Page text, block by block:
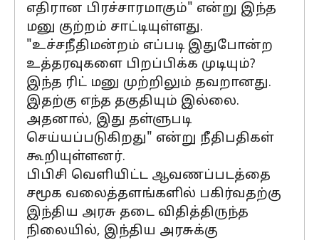
எதிரான பிரச்சாரமாகும்" என்று இந்த
மனு குற்றம் சாட்டியுள்ளது.
"உச்சநீதிமன்றம் எப்படி இதுபோன்ற
உத்தரவுகளை பிறப்பிக்க முடியும்?
இந்த ரிட் மனு முற்றிலும் தவறானது.
இதற்கு எந்த தகுதியும் இல்லை.
அதனால், இது தள்ளுபடி
செய்யப்படுகிறது" என்று நீதிபதிகள்
கூறியுள்ளனர்.
பிபிசி வெளியிட்ட ஆவணப்படத்தை
சமூக வலைத்தளங்களில் பகிர்வதற்கு
இந்திய அரசு தடை விதித்திருந்த
நிலையில், இந்திய அரசுக்கு